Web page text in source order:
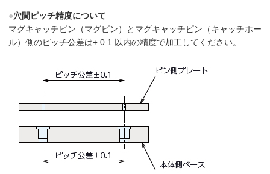
●穴間ピッチ精度について
マグキャッチピン（マグピン）とマグキャッチピン（キャッチホー
ル）側のピッチ公差は± 0.1 以内の精度で加工してください。